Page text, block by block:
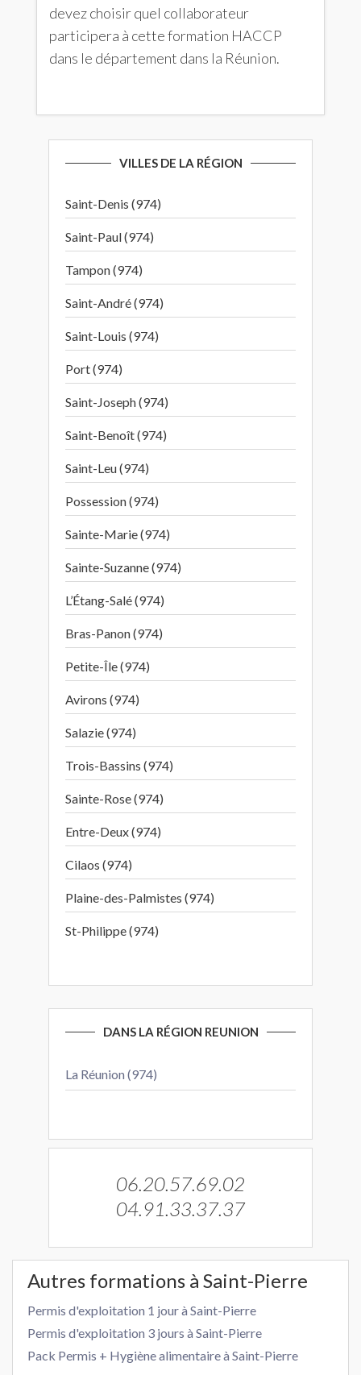
devez choisir quel collaborateur
participera à cette formation HACCP
dans le département dans la Réunion.
VILLES DE LA RÉGION
Saint-Denis (974)
Saint-Paul (974)
Tampon (974)
Saint-André (974)
Saint-Louis (974)
Port (974)
Saint-Joseph (974)
Saint-Benoît (974)
Saint-Leu (974)
Possession (974)
Sainte-Marie (974)
Sainte-Suzanne (974)
L’Étang-Salé (974)
Bras-Panon (974)
Petite-Île (974)
Avirons (974)
Salazie (974)
Trois-Bassins (974)
Sainte-Rose (974)
Entre-Deux (974)
Cilaos (974)
Plaine-des-Palmistes (974)
St-Philippe (974)
DANS LA RÉGION REUNION
La Réunion (974)
06.20.57.69.02
04.91.33.37.37
Autres formations à Saint-Pierre
Permis d'exploitation 1 jour à Saint-Pierre
Permis d'exploitation 3 jours à Saint-Pierre
Pack Permis + Hygiène alimentaire à Saint-Pierre